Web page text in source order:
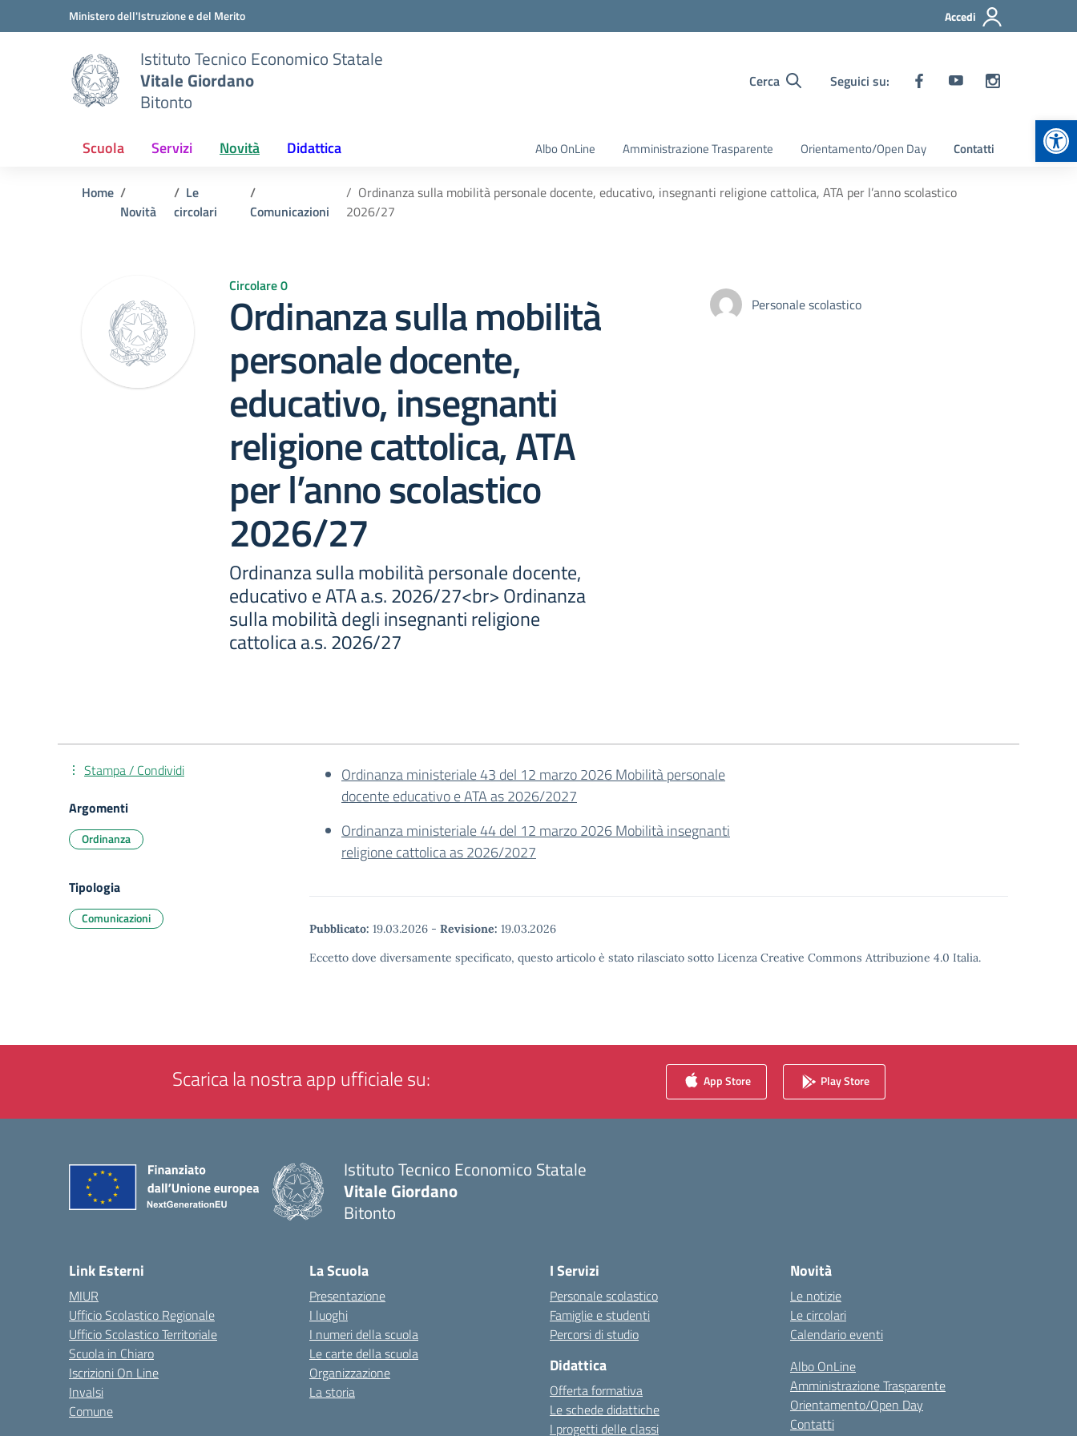
Vai ai contenuti
Vai al menu di navigazioneMinistero dell'Istruzione e del Merito Accedi
Istituto Tecnico Economico Statale
Vitale Giordano
Bitonto
Cerca Seguici su:
Scuola Servizi Novità Didattica Albo OnLine Amministrazione Trasparente Orientamento/Open Day Contatti
Home
Novità
Le
circolari
Comunicazioni
Ordinanza sulla mobilità personale docente, educativo, insegnanti religione cattolica, ATA per l’anno scolastico
2026/27
Circolare 0
Ordinanza sulla mobilità
personale docente,
educativo, insegnanti
religione cattolica, ATA
per l’anno scolastico
2026/27
Ordinanza sulla mobilità personale docente,
educativo e ATA a.s. 2026/27<br> Ordinanza
sulla mobilità degli insegnanti religione
cattolica a.s. 2026/27
Personale scolastico
Ordinanza ministeriale 43 del 12 marzo 2026 Mobilità personale
docente educativo e ATA as 2026/2027
Ordinanza ministeriale 44 del 12 marzo 2026 Mobilità insegnanti
religione cattolica as 2026/2027
Pubblicato: 19.03.2026 - Revisione: 19.03.2026
Eccetto dove diversamente specificato, questo articolo è stato rilasciato sotto Licenza Creative Commons Attribuzione 4.0 Italia.
Stampa / Condividi
Argomenti
Ordinanza
Tipologia
Comunicazioni
Scarica la nostra app ufficiale su: App Store Play Store
Istituto Tecnico Economico Statale
Vitale Giordano
Bitonto
Link Esterni
MIUR
Ufficio Scolastico Regionale
Ufficio Scolastico Territoriale
Scuola in Chiaro
Iscrizioni On Line
Invalsi
Comune
La Scuola
Presentazione
I luoghi
I numeri della scuola
Le carte della scuola
Organizzazione
La storia
I Servizi
Personale scolastico
Famiglie e studenti
Percorsi di studio
Didattica
Offerta formativa
Le schede didattiche
I progetti delle classi
Novità
Le notizie
Le circolari
Calendario eventi
Albo OnLine
Amministrazione Trasparente
Orientamento/Open Day
Contatti